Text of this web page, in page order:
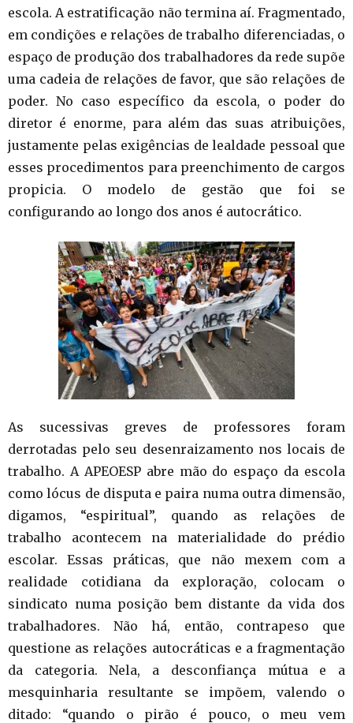
escola. A estratificação não termina aí. Fragmentado,
em condições e relações de trabalho diferenciadas, o
espaço de produção dos trabalhadores da rede supõe
uma cadeia de relações de favor, que são relações de
poder. No caso específico da escola, o poder do
diretor é enorme, para além das suas atribuições,
justamente pelas exigências de lealdade pessoal que
esses procedimentos para preenchimento de cargos
propicia. O modelo de gestão que foi se
configurando ao longo dos anos é autocrático.
As sucessivas greves de professores foram
derrotadas pelo seu desenraizamento nos locais de
trabalho. A APEOESP abre mão do espaço da escola
como lócus de disputa e paira numa outra dimensão,
digamos, “espiritual”, quando as relações de
trabalho acontecem na materialidade do prédio
escolar. Essas práticas, que não mexem com a
realidade cotidiana da exploração, colocam o
sindicato numa posição bem distante da vida dos
trabalhadores. Não há, então, contrapeso que
questione as relações autocráticas e a fragmentação
da categoria. Nela, a desconfiança mútua e a
mesquinharia resultante se impõem, valendo o
ditado: “quando o pirão é pouco, o meu vem